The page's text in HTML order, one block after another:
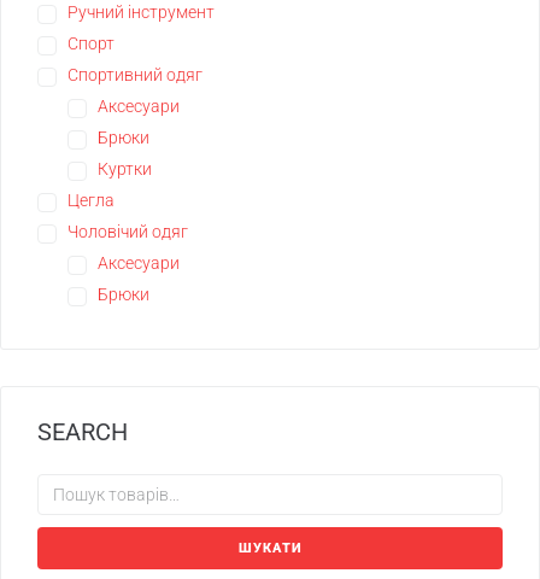
Ручний інструмент
Спорт
Спортивний одяг
Аксесуари
Брюки
Куртки
Цегла
Чоловічий одяг
Аксесуари
Брюки
SEARCH
ШУКАТИ